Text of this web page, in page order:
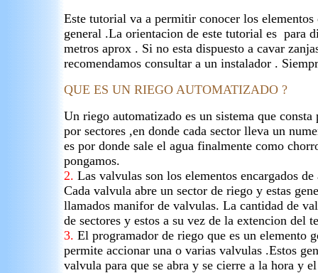
Este tutorial va a permitir conocer los
general .La orientacion de este tutorial es para
metros aprox . Si no esta dispuesto a cavar
recomendamos consultar a un instalador .
QUE ES UN RIEGO AUTOMATIZADO ?
Un riego automatizado es un sistema que
por sectores ,en donde cada sector lleva un
es por donde sale el agua finalmente como
pongamos.
2. Las valvulas son los elementos encargados
Cada valvula abre un sector de riego y estas
llamados manifor de valvulas. La cantidad de
de sectores y estos a su vez de la extencion del
3. El programador de riego que es un elemento
permite accionar una o varias valvulas .Estos
valvula para que se abra y se cierre a la hora y